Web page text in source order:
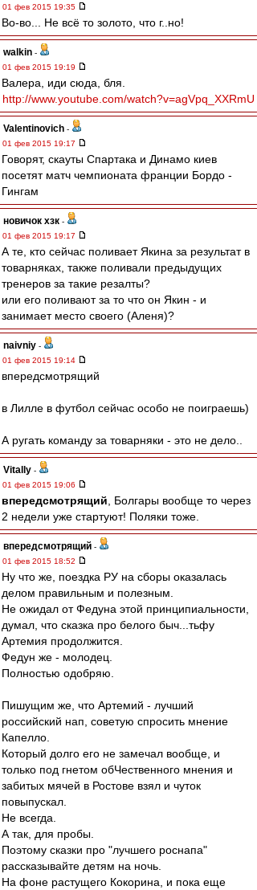
01 фев 2015 19:35
Во-во... Не всё то золото, что г..но!
walkin -
01 фев 2015 19:19
Валера, иди сюда, бля.
http://www.youtube.com/watch?v=agVpq_XXRmU
Valentinovich -
01 фев 2015 19:17
Говорят, скауты Спартака и Динамо киев
посетят матч чемпионата франции Бордо -
Гингам
новичок хзк -
01 фев 2015 19:17
А те, кто сейчас поливает Якина за результат в
товарняках, также поливали предыдущих
тренеров за такие резалты?
или его поливают за то что он Якин - и
занимает место своего (Аленя)?
naivniy -
01 фев 2015 19:14
впередсмотрящий
в Лилле в футбол сейчас особо не поиграешь)
А ругать команду за товарняки - это не дело..
Vitally -
01 фев 2015 19:06
впередсмотрящий , Болгары вообще то через
2 недели уже стартуют! Поляки тоже.
впередсмотрящий -
01 фев 2015 18:52
Ну что же, поездка РУ на сборы оказалась
делом правильным и полезным.
Не ожидал от Федуна этой принципиальности,
думал, что сказка про белого быч...тьфу
Артемия продолжится.
Федун же - молодец.
Полностью одобряю.
Пишущим же, что Артемий - лучший
российский нап, советую спросить мнение
Капелло.
Который долго его не замечал вообще, и
только под гнетом обЧественного мнения и
забитых мячей в Ростове взял и чуток
повыпускал.
Не всегда.
А так, для пробы.
Поэтому сказки про "лучшего роснапа"
рассказывайте детям на ночь.
На фоне растущего Кокорина, и пока еще